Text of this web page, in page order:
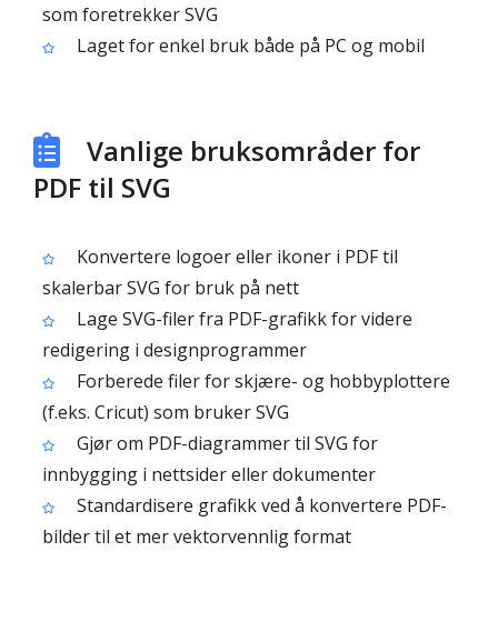
som foretrekker SVG
Laget for enkel bruk både på PC og mobil
Vanlige bruksområder for
PDF til SVG
Konvertere logoer eller ikoner i PDF til
skalerbar SVG for bruk på nett
Lage SVG-filer fra PDF-grafikk for videre
redigering i designprogrammer
Forberede filer for skjære- og hobbyplottere
(f.eks. Cricut) som bruker SVG
Gjør om PDF-diagrammer til SVG for
innbygging i nettsider eller dokumenter
Standardisere grafikk ved å konvertere PDF-
bilder til et mer vektorvennlig format